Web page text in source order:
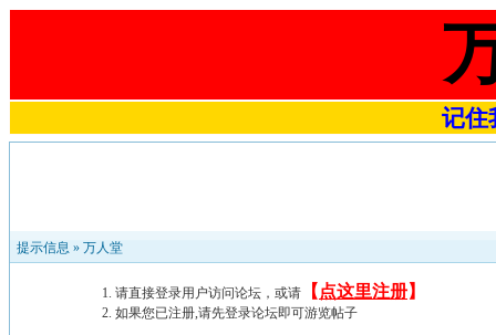
记住
提示信息 » 万人堂
请直接登录用户访问论坛，或请 【 点这里注册】
如果您已注册,请先登录论坛即可游览帖子